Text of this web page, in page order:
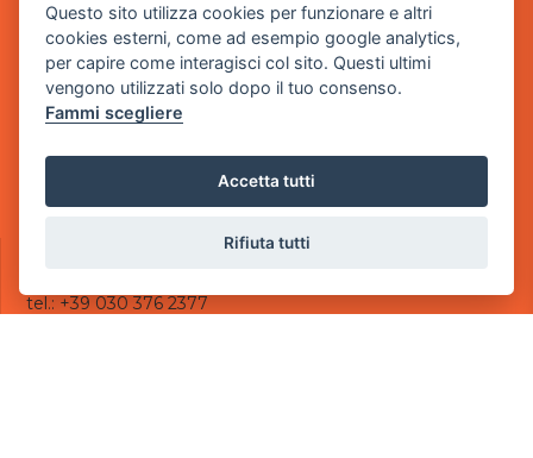
Sede Legale
via Villaggio dei Platani, 3
- 25014 Castenedolo, Brescia
Sede Operativa
Partita iva 03308130982
Cod. SDI: USAL8PV
tel.: +39 030 376 2377
Questo sito utilizza cookies per funzionare e altri
cookies esterni, come ad esempio google analytics,
per capire come interagisci col sito. Questi ultimi
vengono utilizzati solo dopo il tuo consenso.
Fammi scegliere
Accetta tutti
Rifiuta tutti